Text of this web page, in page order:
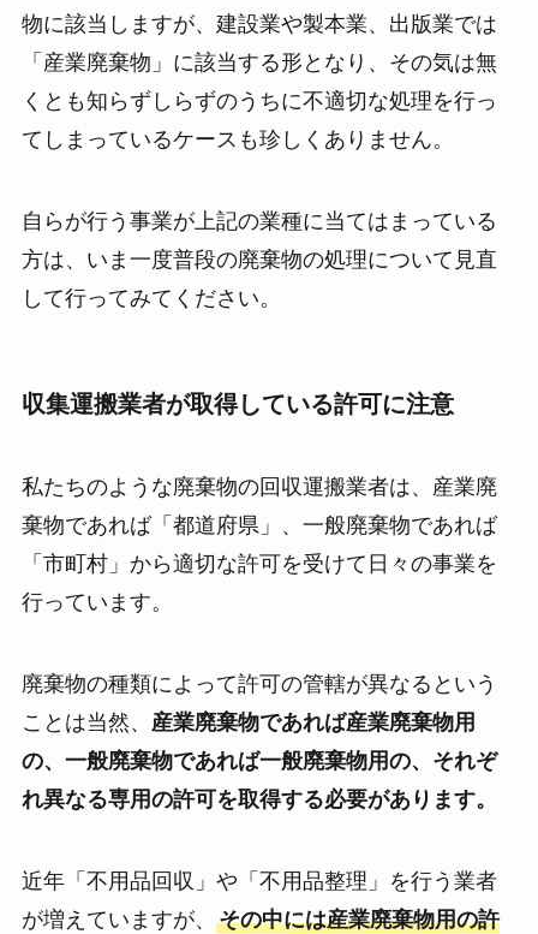
物に該当しますが、建設業や製本業、出版業では
「産業廃棄物」に該当する形となり、その気は無
くとも知らずしらずのうちに不適切な処理を行っ
てしまっているケースも珍しくありません。
自らが行う事業が上記の業種に当てはまっている
方は、いま一度普段の廃棄物の処理について見直
して行ってみてください。
収集運搬業者が取得している許可に注意
私たちのような廃棄物の回収運搬業者は、産業廃
棄物であれば「都道府県」、一般廃棄物であれば
「市町村」から適切な許可を受けて日々の事業を
行っています。
廃棄物の種類によって許可の管轄が異なるという
ことは当然、 産業廃棄物であれば産業廃棄物用
の、一般廃棄物であれば一般廃棄物用の、それぞ
れ異なる専用の許可を取得する必要があります。
近年「不用品回収」や「不用品整理」を行う業者
が増えていますが、 その中には産業廃棄物用の許